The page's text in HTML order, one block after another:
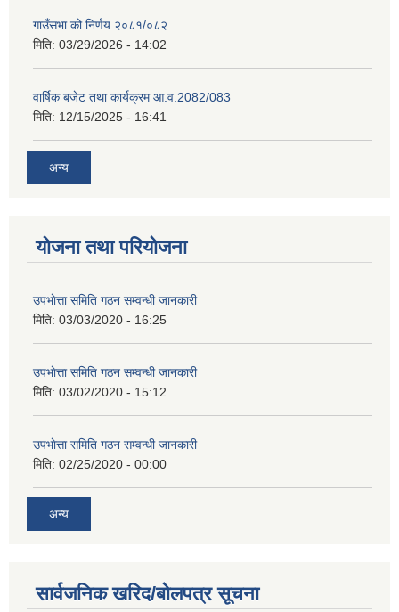
गाउँसभा को निर्णय २०८१/०८२
मिति: 03/29/2026 - 14:02
वार्षिक बजेट तथा कार्यक्रम आ.व.2082/083
मिति: 12/15/2025 - 16:41
अन्य
योजना तथा परियोजना
उपभाेत्ता समिति गठन सम्वन्धी जानकारी
मिति: 03/03/2020 - 16:25
उपभाेत्ता समिति गठन सम्वन्धी जानकारी
मिति: 03/02/2020 - 15:12
उपभाेत्ता समिति गठन सम्वन्धी जानकारी
मिति: 02/25/2020 - 00:00
अन्य
सार्वजनिक खरिद/बोलपत्र सूचना